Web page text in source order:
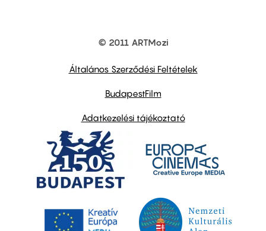
© 2011 ARTMozi
Általános Szerződési Feltételek
BudapestFilm
Adatkezelési tájékoztató